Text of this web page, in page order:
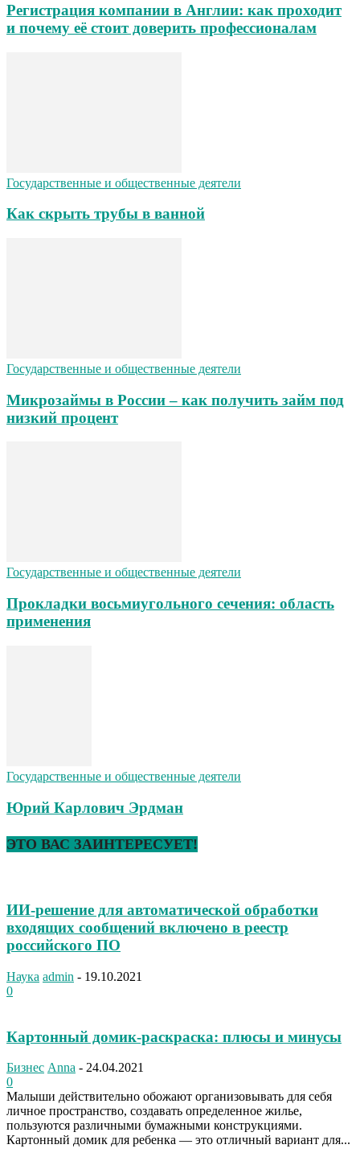
Регистрация компании в Англии: как проходит
и почему её стоит доверить профессионалам
Государственные и общественные деятели
Как скрыть трубы в ванной
Государственные и общественные деятели
Микрозаймы в России – как получить займ под
низкий процент
Государственные и общественные деятели
Прокладки восьмиугольного сечения: область
применения
Государственные и общественные деятели
Юрий Карлович Эрдман
ЭТО ВАС ЗАИНТЕРЕСУЕТ!
ИИ-решение для автоматической обработки
входящих сообщений включено в реестр
российского ПО
Наука admin - 19.10.2021
0
Картонный домик-раскраска: плюсы и минусы
Бизнес Anna - 24.04.2021
0
Малыши действительно обожают организовывать для себя
личное пространство, создавать определенное жилье,
пользуются различными бумажными конструкциями.
Картонный домик для ребенка — это отличный вариант для...